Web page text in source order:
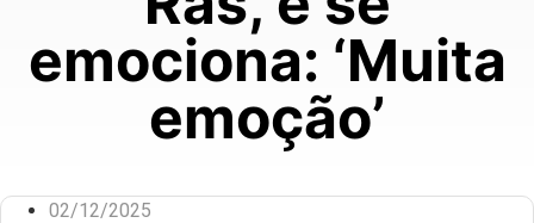
emociona: ‘Muita
emoção’
02/12/2025